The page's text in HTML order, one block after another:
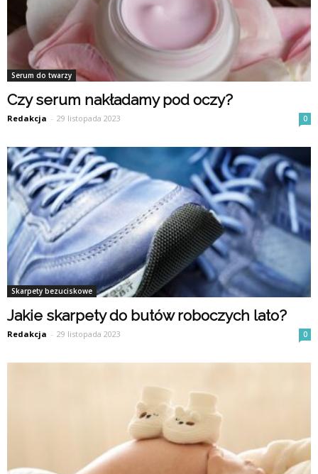
Serum do twarzy
Czy serum nakładamy pod oczy?
Redakcja - 29 listopada 2023 0
Skarpety bezuciskowe
Jakie skarpety do butów roboczych lato?
Redakcja - 29 listopada 2023 0